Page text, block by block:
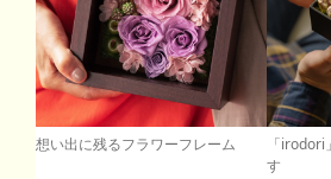
想い出に残るフラワーフレーム
「
す